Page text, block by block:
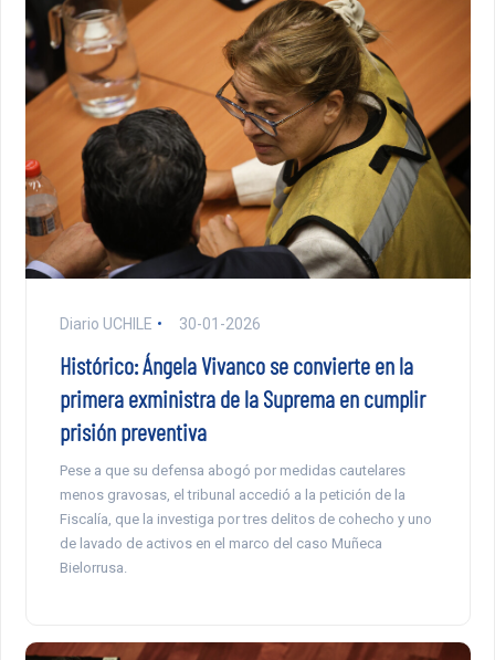
Diario UCHILE 30-01-2026
Histórico: Ángela Vivanco se convierte en la
primera exministra de la Suprema en cumplir
prisión preventiva
Pese a que su defensa abogó por medidas cautelares
menos gravosas, el tribunal accedió a la petición de la
Fiscalía, que la investiga por tres delitos de cohecho y uno
de lavado de activos en el marco del caso Muñeca
Bielorrusa.